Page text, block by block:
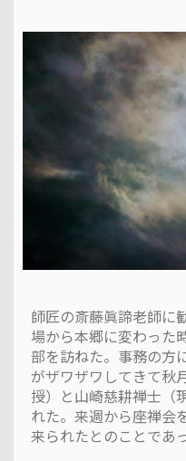
師匠の斎藤眞諦老師に
場から本郷に変わった
部を訪ねた。事務の方
がザワザワしてきて秋
授）と山崎慈耕禅士（
れた。来週から座禅会
来られたとのことであ